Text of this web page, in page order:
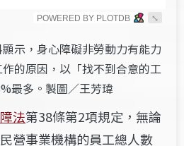
示，身心障礙非勞動力有能力
的原因，以「找不到合意的工
最多。製圖／王芳瑋
法第38條第2項規定，無論
營事業機構的員工總人數